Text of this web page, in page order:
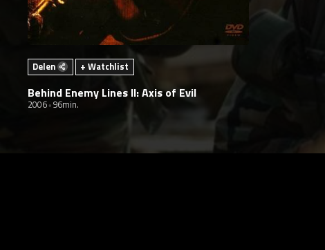
Delen + Watchlist
Behind Enemy Lines II: Axis of Evil
2006 96min.